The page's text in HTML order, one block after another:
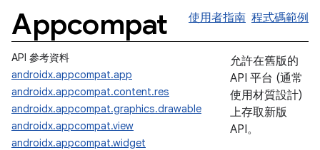
Appcompat 使用者指南 程式碼範例
API 參考資料
androidx.appcompat.app
androidx.appcompat.content.res
androidx.appcompat.graphics.drawable
androidx.appcompat.view
androidx.appcompat.widget
允許在舊版的
API 平台 (通常
使用材質設計)
上存取新版
API。